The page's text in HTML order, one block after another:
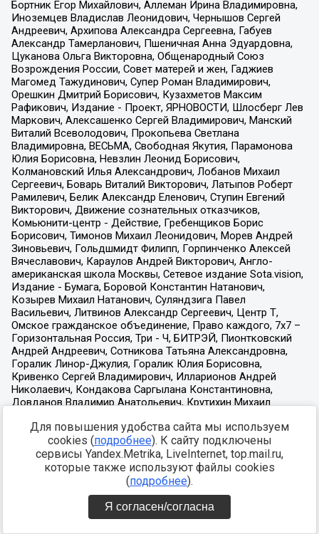
Для повышения удобства сайта мы используем
cookies (подробнее). К сайту подключены
сервисы Yandex.Metrika, LiveInternet, top.mail.ru,
которые также используют файлы cookies
(подробнее).
Я согласен/согласна